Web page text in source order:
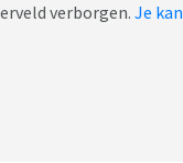
verborgen. Je kan